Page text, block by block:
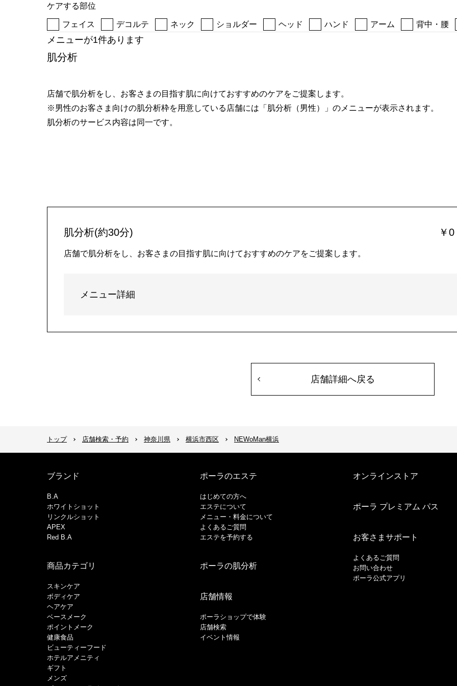
ケアする部位
フェイス デコルテ ネック ショルダー ヘッド ハンド アーム 背中・腰
メニューが1件あります
肌分析
店舗で肌分析をし、お客さまの目指す肌に向けておすすめのケアをご提案します。
※男性のお客さま向けの肌分析枠を用意している店舗には「肌分析（男性）」のメニューが表示されます。
肌分析のサービス内容は同一です。
肌分析(約30分) ￥0
店舗で肌分析をし、お客さまの目指す肌に向けておすすめのケアをご提案します。
メニュー詳細
店舗詳細へ戻る
トップ 店舗検索・予約 神奈川県 横浜市西区 NEWoMan横浜
ブランド
B.A
ホワイトショット
リンクルショット
APEX
Red B.A
商品カテゴリ
スキンケア
ボディケア
ヘアケア
​ベースメーク​
ポイントメーク​
健康食品
ビューティーフード
ホテルアメニティ
ギフト
メンズ
ポーラのエステ
はじめての方へ
エステについて
メニュー・料金について
よくあるご質問
エステを予約する
ポーラの肌分析
店舗情報
ポーラショップで体験
店舗検索
イベント情報
オンラインストア
ポーラ プレミアム パス
お客さまサポート
よくあるご質問
お問い合わせ
ポーラ公式アプリ